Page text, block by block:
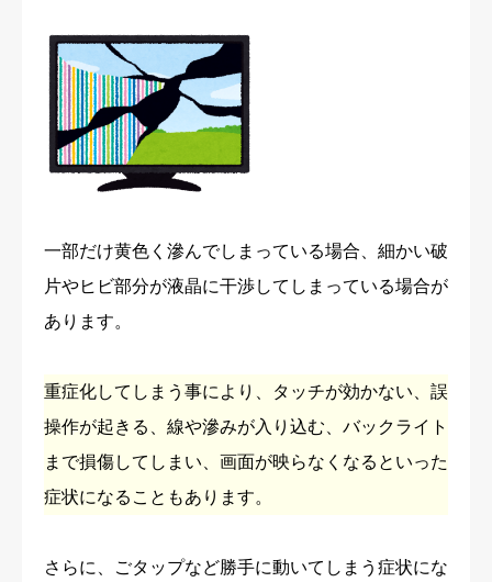
一部だけ黄色く滲んでしまっている場合、細かい破
片やヒビ部分が液晶に干渉してしまっている場合が
あります。
重症化してしまう事により、タッチが効かない、誤
操作が起きる、線や滲みが入り込む、バックライト
まで損傷してしまい、画面が映らなくなるといった
症状になることもあります。
さらに、ごタップなど勝手に動いてしまう症状にな